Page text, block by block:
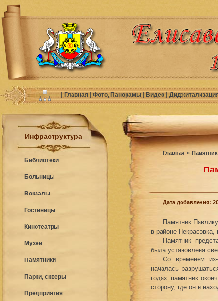
|Главная|Фото, Панорамы|Видео|
Инфраструктура
Библиотеки
Больницы
Вокзалы
Гостиницы
Кинотеатры
Музеи
Памятники
Парки, скверы
Предприятия
Главная »
Дата добавления:
Памятник
в районе Некрасовка,
Памятник
была установлена
Со временем из-
началась
годах памятник
сторону, где он и